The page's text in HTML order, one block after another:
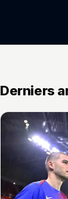
Derniers